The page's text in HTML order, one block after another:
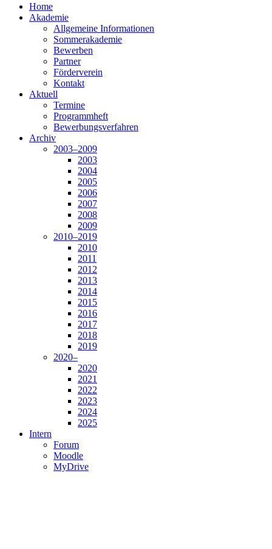
Home
Akademie
Allgemeine Informationen
Sommerakademie
Bewerben
Partner
Förderverein
Kontakt
Aktuell
Termine
Programmheft
Bewerbungsverfahren
Archiv
2003–2009
2003
2004
2005
2006
2007
2008
2009
2010–2019
2010
2011
2012
2013
2014
2015
2016
2017
2018
2019
2020–
2020
2021
2022
2023
2024
2025
Intern
Forum
Moodle
MyDrive